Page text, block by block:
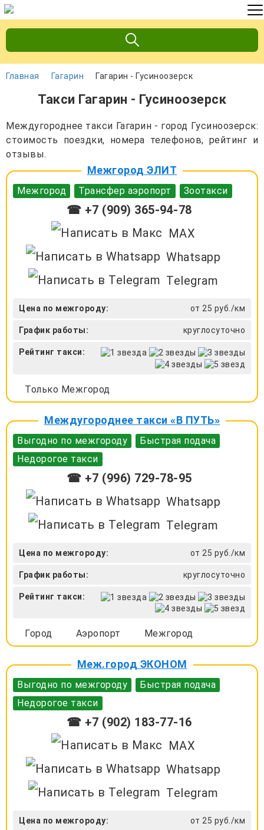
Главная Гагарин Гагарин - Гусиноозерск
Такси Гагарин - Гусиноозерск
Междугороднее такси Гагарин - город Гусиноозерск:
стоимость поездки, номера телефонов, рейтинг и
отзывы.
Межгород ЭЛИТ
Межгород Трансфер аэропорт Зоотакси
☎ +7 (909) 365-94-78
MAX
Whatsapp
Telegram
Цена по межгороду: от 25 руб./км
График работы: круглосуточно
Рейтинг такси:
Только Межгород
Междугороднее такси «В ПУТЬ»
Выгодно по межгороду
Быстрая подача
Недорогое такси
☎ +7 (996) 729-78-95
Whatsapp
Telegram
Цена по межгороду: от 25 руб./км
График работы: круглосуточно
Рейтинг такси:
Город Аэропорт Межгород
Меж.город ЭКОНОМ
Выгодно по межгороду
Быстрая подача
Недорогое такси
☎ +7 (902) 183-77-16
MAX
Whatsapp
Telegram
Цена по межгороду: от 25 руб./км